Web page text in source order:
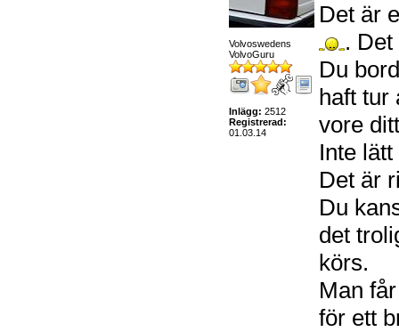
Volvoswedens
VolvoGuru
Inlägg: 2512
Registrerad:
01.03.14
Det är
.
Du
haft tur
vore
Inte
Det är
Du
det
körs.
Man
för ett